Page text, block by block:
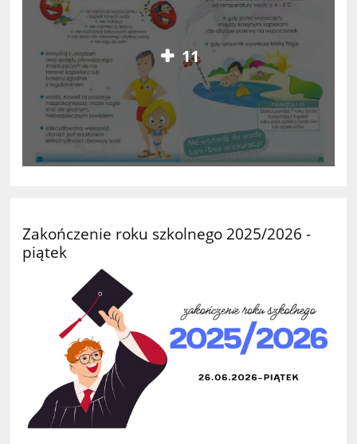
11
Zakończenie roku szkolnego 2025/2026 -
piątek